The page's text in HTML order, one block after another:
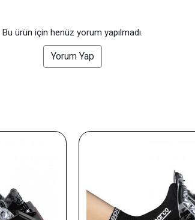
Bu ürün için henüz yorum yapılmadı.
Yorum Yap